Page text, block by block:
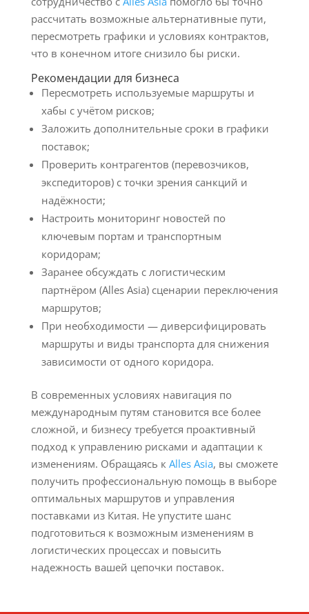
рассчитать возможные альтернативные пути,
пересмотреть графики и условиях контрактов,
что в конечном итоге снизило бы риски.
Рекомендации для бизнеса
Пересмотреть используемые маршруты и
хабы с учётом рисков;
Заложить дополнительные сроки в графики
поставок;
Проверить контрагентов (перевозчиков,
экспедиторов) с точки зрения санкций и
надёжности;
Настроить мониторинг новостей по
ключевым портам и транспортным
коридорам;
Заранее обсуждать с логистическим
партнёром (Alles Asia) сценарии переключения
маршрутов;
При необходимости — диверсифицировать
маршруты и виды транспорта для снижения
зависимости от одного коридора.
В современных условиях навигация по
международным путям становится все более
сложной, и бизнесу требуется проактивный
подход к управлению рисками и адаптации к
изменениям. Обращаясь к Alles Asia, вы сможете
получить профессиональную помощь в выборе
оптимальных маршрутов и управления
поставками из Китая. Не упустите шанс
подготовиться к возможным изменениям в
логистических процессах и повысить
надежность вашей цепочки поставок.